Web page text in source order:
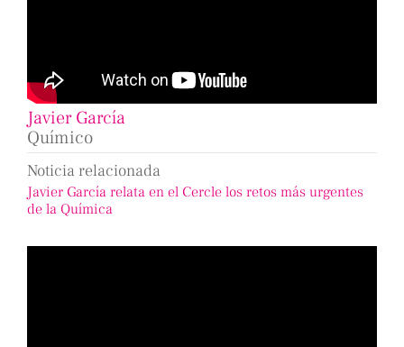
Javier García
Químico
Noticia relacionada
Javier García relata en el Cercle los retos más urgentes
de la Química